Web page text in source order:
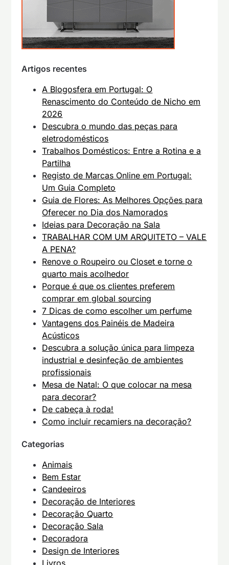
Artigos recentes
A Blogosfera em Portugal: O
Renascimento do Conteúdo de Nicho em
2026
Descubra o mundo das peças para
eletrodomésticos
Trabalhos Domésticos: Entre a Rotina e a
Partilha
Registo de Marcas Online em Portugal:
Um Guia Completo
Guia de Flores: As Melhores Opções para
Oferecer no Dia dos Namorados
Ideias para Decoração na Sala
TRABALHAR COM UM ARQUITETO – VALE
A PENA?
Renove o Roupeiro ou Closet e torne o
quarto mais acolhedor
Porque é que os clientes preferem
comprar em global sourcing
7 Dicas de como escolher um perfume
Vantagens dos Painéis de Madeira
Acústicos
Descubra a solução única para limpeza
industrial e desinfeção de ambientes
profissionais
Mesa de Natal: O que colocar na mesa
para decorar?
De cabeça à roda!
Como incluir recamiers na decoração?
Categorias
Animais
Bem Estar
Candeeiros
Decoração de Interiores
Decoração Quarto
Decoração Sala
Decoradora
Design de Interiores
Livros